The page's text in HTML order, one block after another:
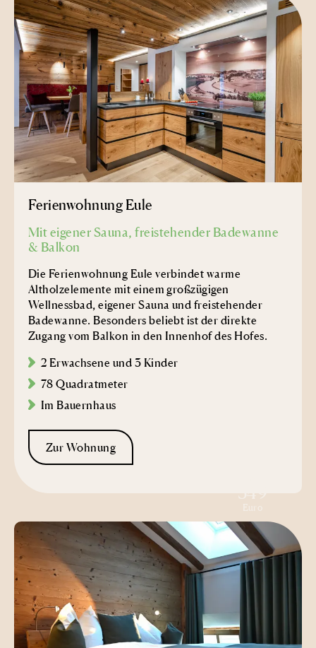
Ferienwohnung Eule
Mit eigener Sauna, freistehender Badewanne
& Balkon
Die Ferienwohnung Eule verbindet warme
Altholzelemente mit einem großzügigen
Wellnessbad, eigener Sauna und freistehender
Badewanne. Besonders beliebt ist der direkte
Zugang vom Balkon in den Innenhof des Hofes.
2 Erwachsene und 3 Kinder
78 Quadratmeter
Im Bauernhaus
Zur Wohnung